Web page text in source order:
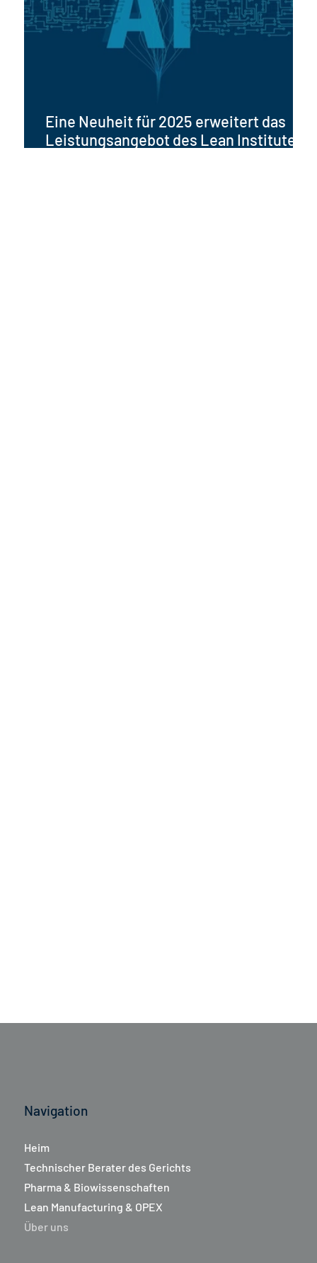
Eine Neuheit für 2025 erweitert das
Leistungsangebot des Lean Institute
Navigation
Heim
Technischer Berater des Gerichts
Pharma & Biowissenschaften
Lean Manufacturing & OPEX
Über uns